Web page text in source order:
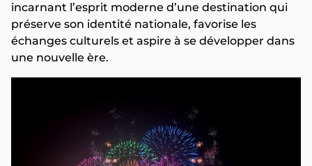
incarnant l’esprit moderne d’une destination qui
préserve son identité nationale, favorise les
échanges culturels et aspire à se développer dans
une nouvelle ère.